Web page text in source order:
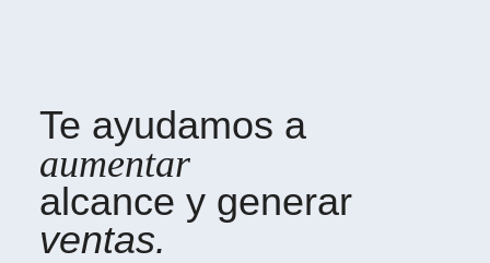
Te ayudamos a
aumentar
alcance y generar
ventas.